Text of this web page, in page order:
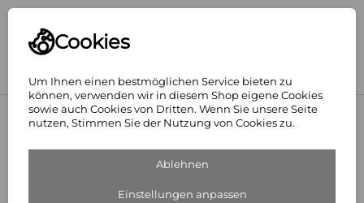
Cookies
Um Ihnen einen bestmöglichen Service bieten zu
können, verwenden wir in diesem Shop eigene Cookies
sowie auch Cookies von Dritten. Wenn Sie unsere Seite
nutzen, Stimmen Sie der Nutzung von Cookies zu.
Ablehnen
Einstellungen anpassen
Armaturen
Bidetarmaturen